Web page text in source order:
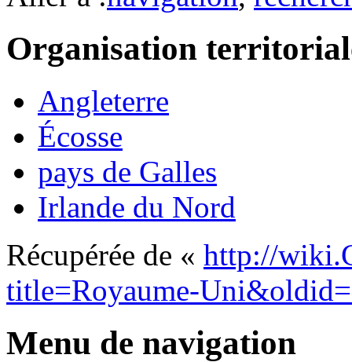
Organisation
Angleterre
Écosse
pays de Galles
Irlande du Nord
Récupérée de « http://
title=Royaume-
Menu de navigation